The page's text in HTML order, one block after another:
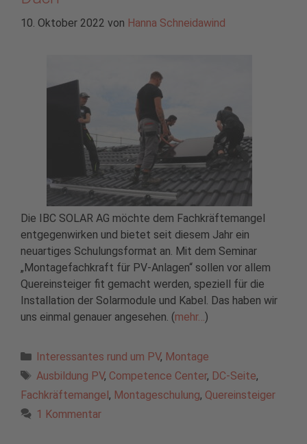
10. Oktober 2022 von Hanna Schneidawind
Die IBC SOLAR AG möchte dem Fachkräftemangel
entgegenwirken und bietet seit diesem Jahr ein
neuartiges Schulungsformat an. Mit dem Seminar
„Montagefachkraft für PV-Anlagen“ sollen vor allem
Quereinsteiger fit gemacht werden, speziell für die
Installation der Solarmodule und Kabel. Das haben wir
uns einmal genauer angesehen. (mehr…)
Kategorien
Interessantes rund um PV, Montage
Schlagwörter
Ausbildung PV, Competence Center, DC-Seite,
Fachkräftemangel, Montageschulung, Quereinsteiger
1 Kommentar